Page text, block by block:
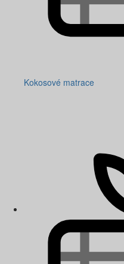
Kokosové matrace